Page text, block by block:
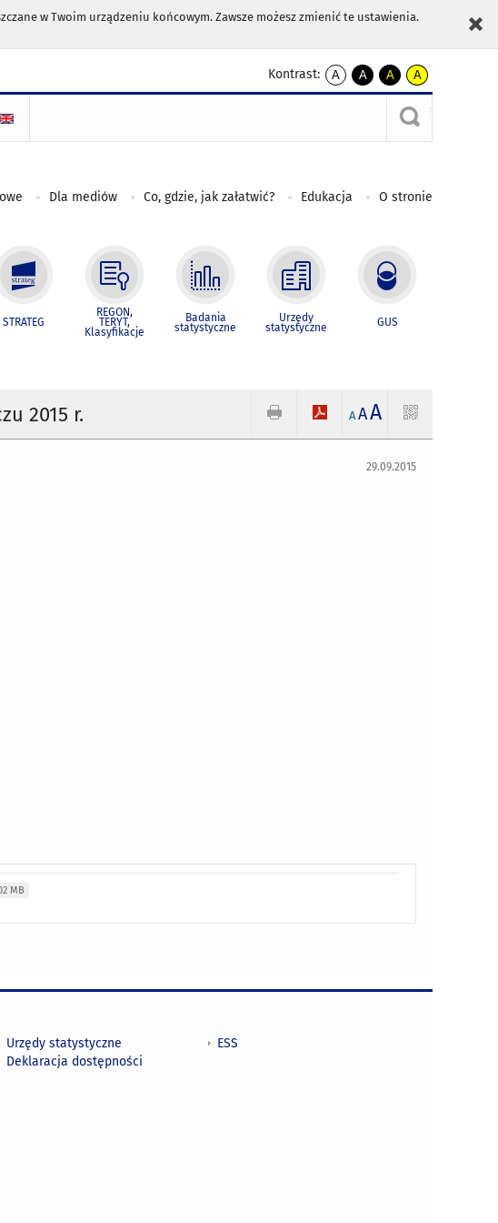
w Twoim urządzeniu końcowym. Zawsze możesz zmienić te ustawienia.
Kontrast:
A
kontrast
A
kontrast
czarnym
A
kontrast
żółty
tekst
czarnym
A
kontrast
czarny
tekst
żółtym
Dla mediów Co, gdzie, jak załatwić? Edukacja O stronie
STRATEG
REGON,
TERYT,
Klasyfikacje
Badania
statystyczne
Urzędy
statystyczne GUS
2015 r. A AA
29.09.2015
MB
Urzędy statystyczne
Deklaracja dostępności
ESS